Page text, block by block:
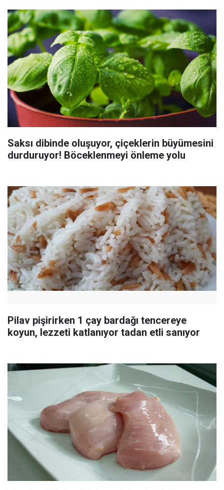
Saksı dibinde oluşuyor, çiçeklerin büyümesini
durduruyor! Böceklenmeyi önleme yolu
Pilav pişirirken 1 çay bardağı tencereye
koyun, lezzeti katlanıyor tadan etli sanıyor